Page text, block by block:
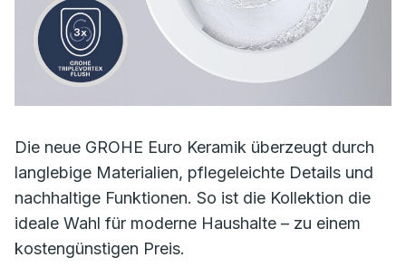
Die neue GROHE Euro Keramik überzeugt durch
langlebige Materialien, pflegeleichte Details und
nachhaltige Funktionen. So ist die Kollektion die
ideale Wahl für moderne Haushalte – zu einem
kostengünstigen Preis.